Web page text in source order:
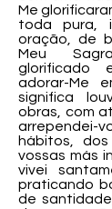
Me
toda pura,
oração, de
Meu
glorificado
adorar-Me
significa
obras, com
arrependei-
hábitos,
vossas más
vivei
praticando
de